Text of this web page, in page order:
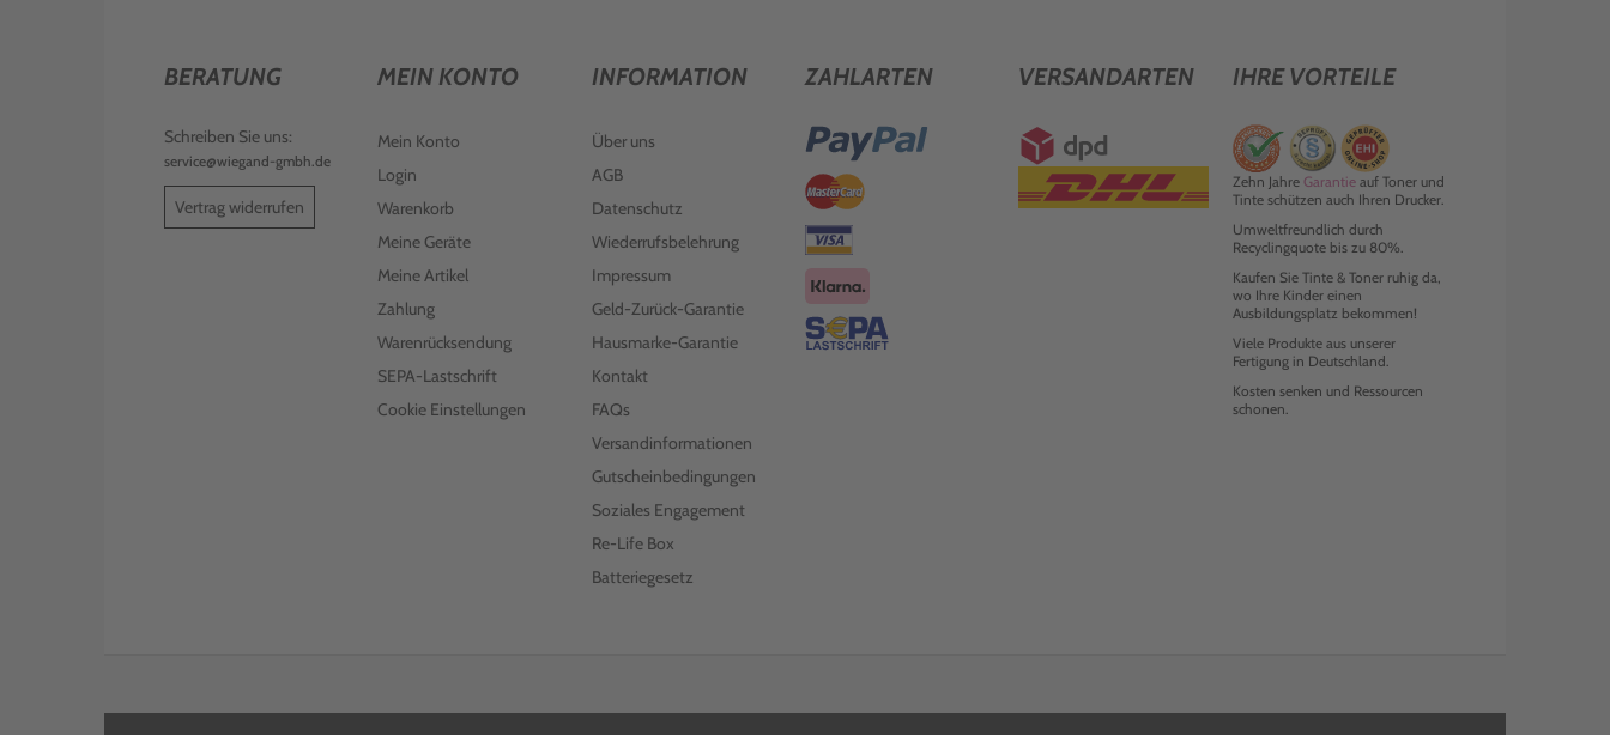
€ 30,99 inkl. MwSt. zzgl. Versand
BERATUNG
Schreiben Sie uns:
service@wiegand-gmbh.de
Vertrag widerrufen
MEIN KONTO
Mein Konto
Login
Warenkorb
Meine Geräte
Meine Artikel
Zahlung
Warenrücksendung
SEPA-Lastschrift
Cookie Einstellungen
INFORMATION
Über uns
AGB
Datenschutz
Wiederrufsbelehrung
Impressum
Geld-Zurück-Garantie
Hausmarke-Garantie
Kontakt
FAQs
Versandinformationen
Gutscheinbedingungen
Soziales Engagement
Re-Life Box
Batteriegesetz
ZAHLARTEN VERSANDARTEN IHRE VORTEILE
Zehn Jahre Garantieauf Toner und
Tinte schützen auch Ihren Drucker.
Umweltfreundlich durch
Recyclingquote bis zu 80%.
Kaufen Sie Tinte & Toner ruhig da,
wo Ihre Kinder einen
Ausbildungsplatz bekommen!
Viele Produkte aus unserer
Fertigung in Deutschland.
Kosten senken und Ressourcen
schonen.